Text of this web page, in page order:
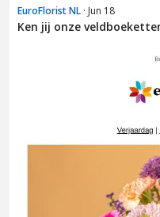
EuroFlorist NL · Jun 18
Ken jij onze